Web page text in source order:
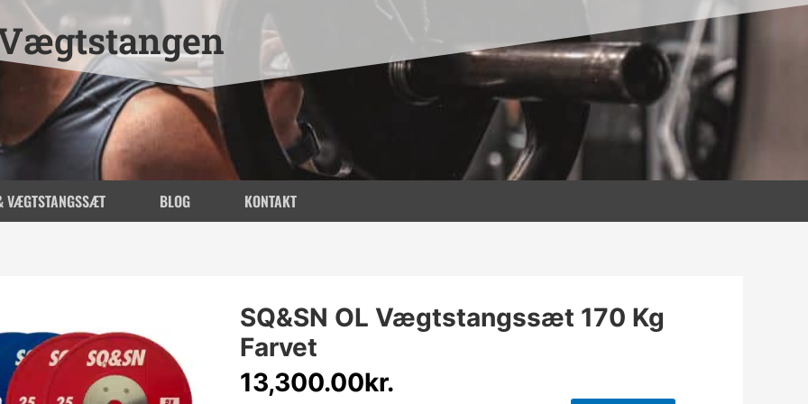
VÆGTSTANGSSÆT BLOG KONTAKT
SQ&SN OL Vægtstangssæt 170 Kg
Farvet
13,300.00kr.